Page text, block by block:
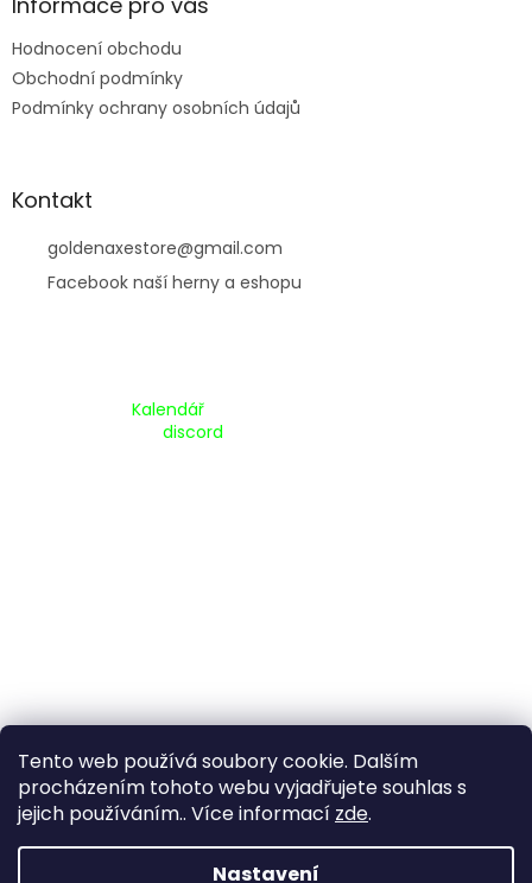
Tento web používá soubory cookie. Dalším
procházením tohoto webu vyjadřujete souhlas s
jejich používáním.. Více informací zde.
Nastavení
Hodnocení obchodu
Obchodní podmínky
Podmínky ochrany osobních údajů
Kontakt
goldenaxestore@gmail.com
Facebook naší herny a eshopu
Kalendář
discord
Vytvořil Shoptet